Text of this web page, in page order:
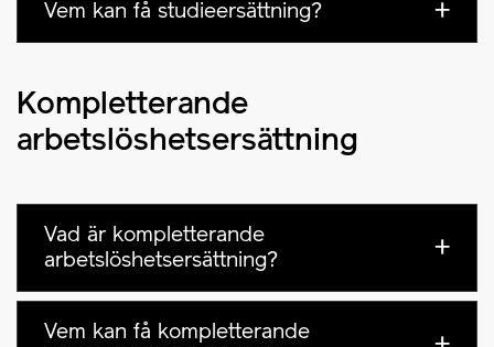
Vem kan få studieersättning?
Kompletterande
arbetslöshetsersättning
Vad är kompletterande
arbetslöshetsersättning?
Vem kan få kompletterande